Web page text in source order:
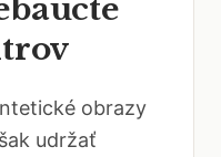
obrazy
udržať